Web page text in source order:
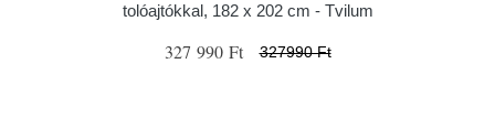
tolóajtókkal, 182 x 202 cm - Tvilum
327 990 Ft 327990 Ft